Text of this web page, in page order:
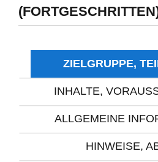
ZIELGRUPPE,
INHALTE,
ALLGEMEINE
HINWEISE,